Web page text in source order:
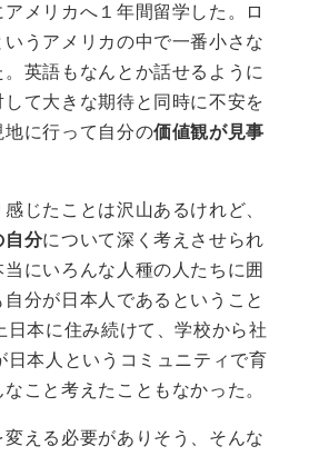
メリカへ１年間留学した。ロ
うアメリカの中で一番小さな
英語もなんとか話せるように
て大きな期待と同時に不安を
に行って自分の価値観が見事
じたことは沢山あるけれど、
自分について深く考えさせられ
にいろんな人種の人たちに囲
分が日本人であるということ
日本に住み続けて、学校から社
日本人というコミュニティで育
こと考えたこともなかった。
える必要がありそう、そんな